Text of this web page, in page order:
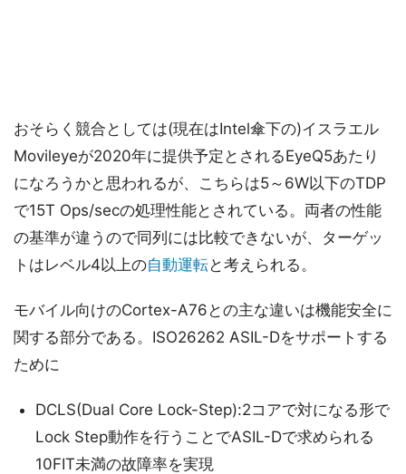
おそらく競合としては(現在はIntel傘下の)イスラエル
Movileyeが2020年に提供予定とされるEyeQ5あたり
になろうかと思われるが、こちらは5～6W以下のTDP
で15T Ops/secの処理性能とされている。両者の性能
の基準が違うので同列には比較できないが、ターゲッ
トはレベル4以上の自動運転と考えられる。
モバイル向けのCortex-A76との主な違いは機能安全に
関する部分である。ISO26262 ASIL-Dをサポートする
ために
DCLS(Dual Core Lock-Step):2コアで対になる形で
Lock Step動作を行うことでASIL-Dで求められる
10FIT未満の故障率を実現